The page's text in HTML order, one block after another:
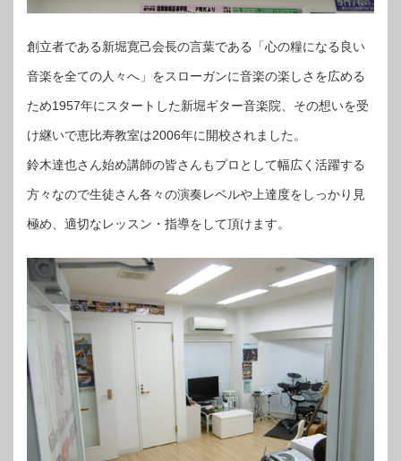
創立者である新堀寛己会長の言葉である「心の糧になる良い
音楽を全ての人々へ」をスローガンに音楽の楽しさを広める
ため1957年にスタートした新堀ギター音楽院、その想いを受
け継いで恵比寿教室は2006年に開校されました。
鈴木達也さん始め講師の皆さんもプロとして幅広く活躍する
方々なので生徒さん各々の演奏レベルや上達度をしっかり見
極め、適切なレッスン・指導をして頂けます。